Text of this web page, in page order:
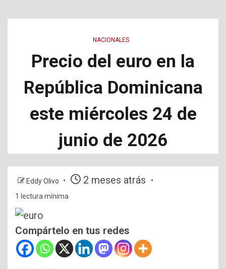
NACIONALES
Precio del euro en la
República Dominicana
este miércoles 24 de
junio de 2026
Eddy Olivo 2 meses atrás
1 lectura mínima
Compártelo en tus redes